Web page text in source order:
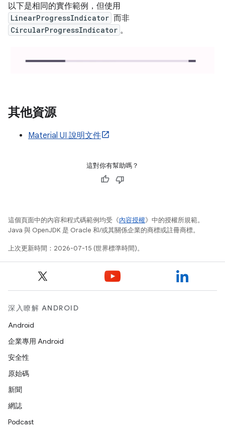
以下是相同的實作範例，但使用
LinearProgressIndicator 而非
CircularProgressIndicator 。
其他資源
Material UI 說明文件
這對你有幫助嗎？
這個頁面中的內容和程式碼範例均受《內容授權》中的授權所規範。
Java 與 OpenJDK 是 Oracle 和/或其關係企業的商標或註冊商標。
上次更新時間：2026-07-15 (世界標準時間)。
深入瞭解 ANDROID
Android
企業專用 Android
安全性
原始碼
新聞
網誌
Podcast